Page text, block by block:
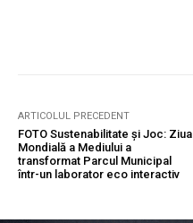
ARTICOLUL PRECEDENT
FOTO Sustenabilitate și Joc: Ziua
Mondială a Mediului a
transformat Parcul Municipal
într-un laborator eco interactiv